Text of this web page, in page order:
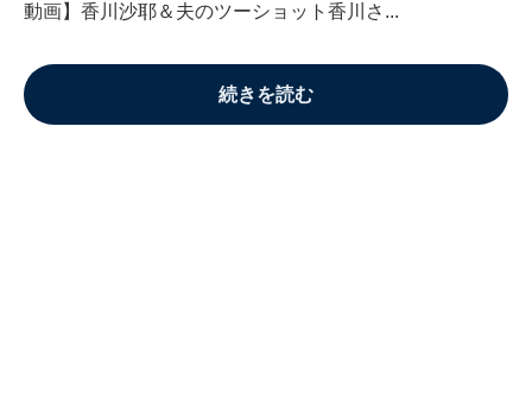
動画】香川沙耶＆夫のツーショット香川さ...
続きを読む